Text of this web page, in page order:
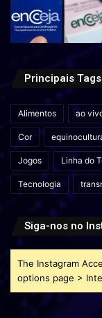
Principais Tags
Alimentos ao
Cor
Jogos Linha do
Tecnologia
Siga-nos no
The Instagram
options page >